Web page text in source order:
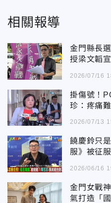
相關報導
金門縣長
授梁文韜
2026/07/16
掛傷號！
珍：疼痛
2026/07/13
饒慶鈴只
服》被征
2026/06/16
金門女戰
氣打造「